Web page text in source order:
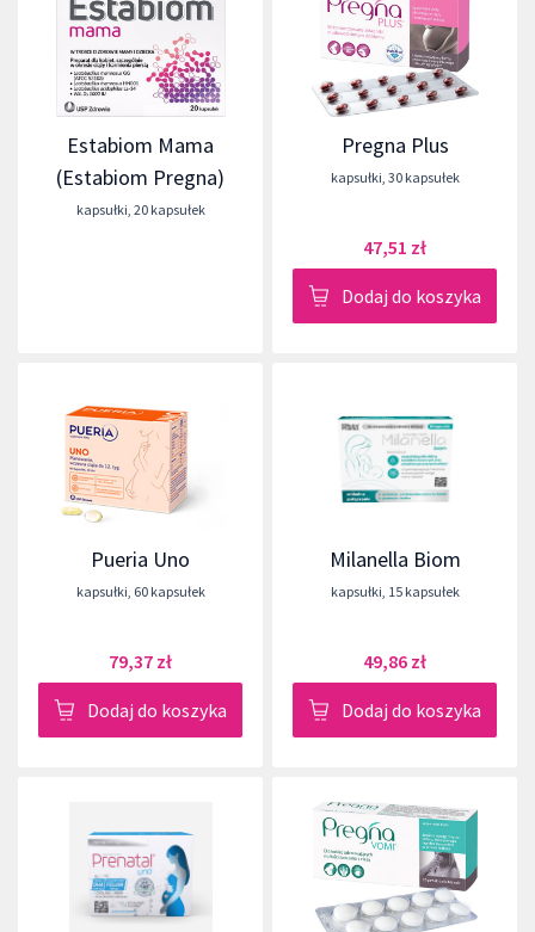
Estabiom Mama
(Estabiom Pregna)
kapsułki, 20 kapsułek
Pregna Plus
kapsułki, 30 kapsułek
47,51 zł
Dodaj do koszyka
Pueria Uno
kapsułki, 60 kapsułek
79,37 zł
Dodaj do koszyka
Milanella Biom
kapsułki, 15 kapsułek
49,86 zł
Dodaj do koszyka